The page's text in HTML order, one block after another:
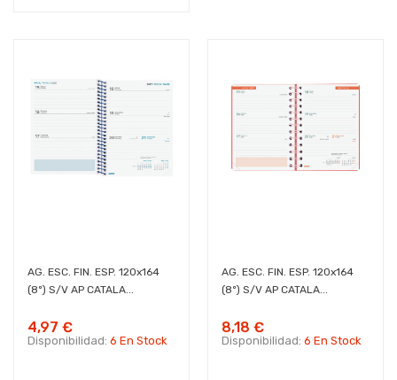
AG. ESC. FIN. ESP. 120x164
(8º) S/V AP CATALA...
4,97 €
Disponibilidad: 6 En Stock
AG. ESC. FIN. ESP. 120x164
(8º) S/V AP CATALA...
8,18 €
Disponibilidad: 6 En Stock